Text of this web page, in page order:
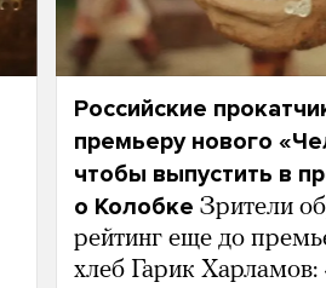
Российские
премьеру нового
чтобы выпустить в
о Колобке Зрители
рейтинг еще до
хлеб Гарик